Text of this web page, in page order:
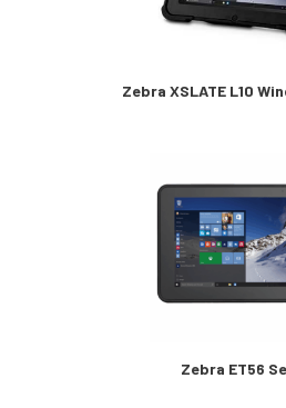
Zebra XSLATE L10
Zebra ET56